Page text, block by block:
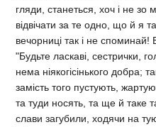
гляди, станеться, хоч i не
вiдвiчати за те одно, що й я
вечорницi так i не споминай!
"Будьте ласкавi, сестрички,
нема нiякогiсiнького добра;
замiсть того пустують,
та туди носять, та ще й таке
слави загубили, ходячи на